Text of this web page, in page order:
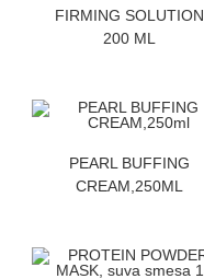
FIRMING SOLUTION
200 ML
PEARL BUFFING
CREAM,250ML